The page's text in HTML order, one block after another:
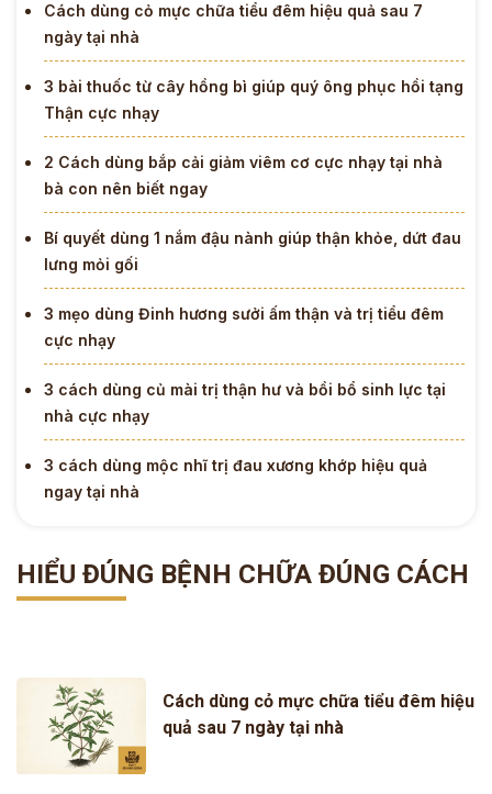
Cách dùng cỏ mực chữa tiểu đêm hiệu quả sau 7
ngày tại nhà
3 bài thuốc từ cây hồng bì giúp quý ông phục hồi tạng
Thận cực nhạy
2 Cách dùng bắp cải giảm viêm cơ cực nhạy tại nhà
bà con nên biết ngay
Bí quyết dùng 1 nắm đậu nành giúp thận khỏe, dứt đau
lưng mỏi gối
3 mẹo dùng Đinh hương sưởi ấm thận và trị tiểu đêm
cực nhạy
3 cách dùng củ mài trị thận hư và bồi bổ sinh lực tại
nhà cực nhạy
3 cách dùng mộc nhĩ trị đau xương khớp hiệu quả
ngay tại nhà
HIỂU ĐÚNG BỆNH CHỮA ĐÚNG CÁCH
Cách dùng cỏ mực chữa tiểu đêm hiệu
quả sau 7 ngày tại nhà